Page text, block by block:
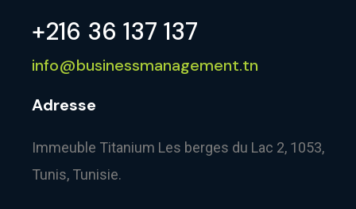
+216 36 137 137
info@businessmanagement.tn
Adresse
Immeuble Titanium Les berges du Lac 2, 1053,
Tunis, Tunisie.